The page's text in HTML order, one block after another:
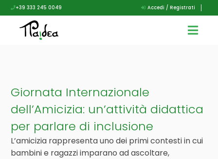
+39 333 245 0049 Accedi / Registrati
Giornata Internazionale
dell’Amicizia: un’attività didattica
per parlare di inclusione
L’amicizia rappresenta uno dei primi contesti in cui
bambini e ragazzi imparano ad ascoltare,